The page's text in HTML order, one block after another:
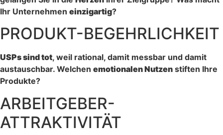
Ihr Unternehmen einzigartig?
PRODUKT-BEGEHRLICHKEIT
USPs sind tot, weil rational, damit messbar und damit
austauschbar. Welchen emotionalen Nutzen stiften Ihre
Produkte?
ARBEITGEBER-
ATTRAKTIVITÄT